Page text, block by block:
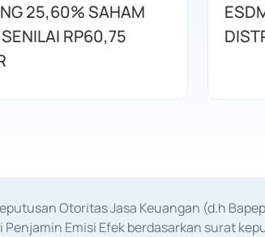
25,60% SAHAM
RP60,75
Otoritas Jasa Keuangan (d.h
Emisi Efek berdasarkan surat